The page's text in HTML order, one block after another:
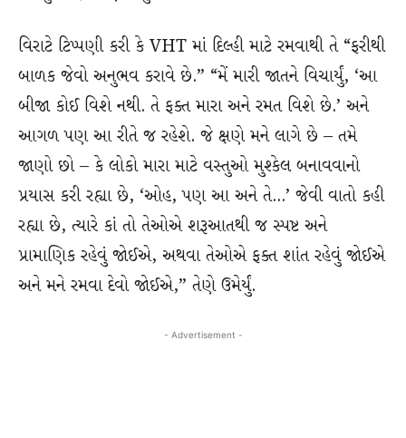
વિરાટે ટિપ્પણી કરી કે VHT માં દિલ્હી માટે રમવાથી તે “ફરીથી
બાળક જેવો અનુભવ કરાવે છે.” “મેં મારી જાતને વિચાર્યું, ‘આ
બીજા કોઈ વિશે નથી. તે ફક્ત મારા અને રમત વિશે છે.’ અને
આગળ પણ આ રીતે જ રહેશે. જે ક્ષણે મને લાગે છે – તમે
જાણો છો – કે લોકો મારા માટે વસ્તુઓ મુશ્કેલ બનાવવાનો
પ્રયાસ કરી રહ્યા છે, ‘ઓહ, પણ આ અને તે…’ જેવી વાતો કહી
રહ્યા છે, ત્યારે કાં તો તેઓએ શરૂઆતથી જ સ્પષ્ટ અને
પ્રામાણિક રહેવું જોઈએ, અથવા તેઓએ ફક્ત શાંત રહેવું જોઈએ
અને મને રમવા દેવો જોઈએ,” તેણે ઉમેર્યું.
- Advertisement -